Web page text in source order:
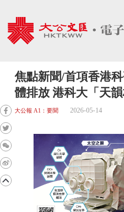
焦點新聞/首項香港
體排放 港科大「天
大公報 A1：要聞 2026-05-14